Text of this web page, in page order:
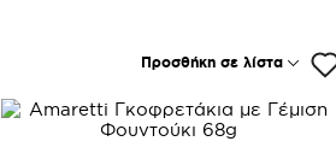
Προσθήκη σε λίστα